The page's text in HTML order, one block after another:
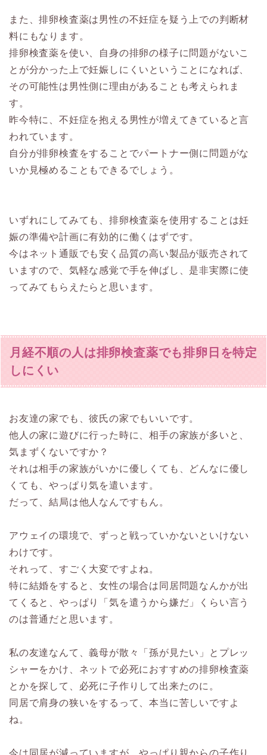
また、排卵検査薬は男性の不妊症を疑う上での判断材
料にもなります。
排卵検査薬を使い、自身の排卵の様子に問題がないこ
とが分かった上で妊娠しにくいということになれば、
その可能性は男性側に理由があることも考えられま
す。
昨今特に、不妊症を抱える男性が増えてきていると言
われています。
自分が排卵検査をすることでパートナー側に問題がな
いか見極めることもできるでしょう。
いずれにしてみても、排卵検査薬を使用することは妊
娠の準備や計画に有効的に働くはずです。
今はネット通販でも安く品質の高い製品が販売されて
いますので、気軽な感覚で手を伸ばし、是非実際に使
ってみてもらえたらと思います。
月経不順の人は排卵検査薬でも排卵日を特定
しにくい
お友達の家でも、彼氏の家でもいいです。
他人の家に遊びに行った時に、相手の家族が多いと、
気まずくないですか？
それは相手の家族がいかに優しくても、どんなに優し
くても、やっぱり気を遣います。
だって、結局は他人なんですもん。
アウェイの環境で、ずっと戦っていかないといけない
わけです。
それって、すごく大変ですよね。
特に結婚をすると、女性の場合は同居問題なんかが出
てくると、やっぱり「気を遣うから嫌だ」くらい言う
のは普通だと思います。
私の友達なんて、義母が散々「孫が見たい」とプレッ
シャーをかけ、ネットで必死におすすめの排卵検査薬
とかを探して、必死に子作りして出来たのに。
同居で肩身の狭いをするって、本当に苦しいですよ
ね。
今は同居が減っていますが、やっぱり親からの子作り